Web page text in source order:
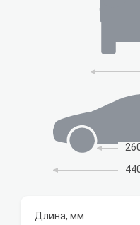
Длина, мм